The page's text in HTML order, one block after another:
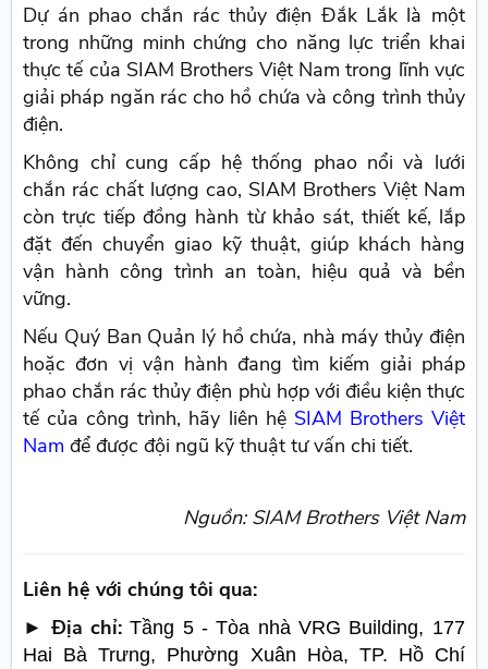
Dự án phao chắn rác thủy điện Đắk Lắk là một
trong những minh chứng cho năng lực triển khai
thực tế của SIAM Brothers Việt Nam trong lĩnh vực
giải pháp ngăn rác cho hồ chứa và công trình thủy
điện.
Không chỉ cung cấp hệ thống phao nổi và lưới
chắn rác chất lượng cao, SIAM Brothers Việt Nam
còn trực tiếp đồng hành từ khảo sát, thiết kế, lắp
đặt đến chuyển giao kỹ thuật, giúp khách hàng
vận hành công trình an toàn, hiệu quả và bền
vững.
Nếu Quý Ban Quản lý hồ chứa, nhà máy thủy điện
hoặc đơn vị vận hành đang tìm kiếm giải pháp
phao chắn rác thủy điện phù hợp với điều kiện thực
tế của công trình, hãy liên hệ SIAM Brothers Việt
Nam để được đội ngũ kỹ thuật tư vấn chi tiết.
Nguồn: SIAM Brothers Việt Nam
Liên hệ với chúng tôi qua:
► Địa chỉ:Tầng 5 - Tòa nhà VRG Building, 177
Hai Bà Trưng, Phường Xuân Hòa, TP. Hồ Chí